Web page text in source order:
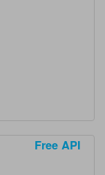
Free API